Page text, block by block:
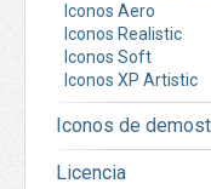
Iconos Aero
Iconos Realistic
Iconos Soft
Iconos XP Artistic
Iconos de
Licencia